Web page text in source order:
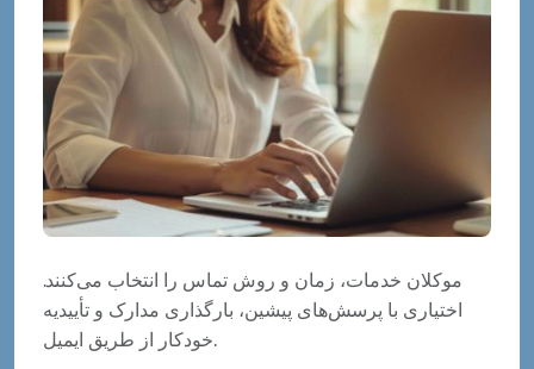
موکلان خدمات، زمان و روش تماس را انتخاب می‌کنند.
اختیاری با پرسش‌های پیشین، بارگذاری مدارک و تأییدیه
خودکار از طریق ایمیل.